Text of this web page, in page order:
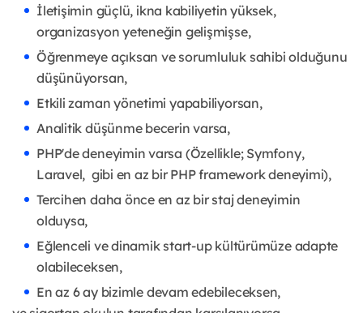
İletişimin güçlü, ikna kabiliyetin yüksek,
organizasyon yeteneğin gelişmişse,
Öğrenmeye açıksan ve sorumluluk sahibi olduğunu
düşünüyorsan,
Etkili zaman yönetimi yapabiliyorsan,
Analitik düşünme becerin varsa,
PHP'de deneyimin varsa (Özellikle; Symfony,
Laravel, gibi en az bir PHP framework deneyimi),
Tercihen daha önce en az bir staj deneyimin
olduysa,
Eğlenceli ve dinamik start-up kültürümüze adapte
olabileceksen,
En az 6 ay bizimle devam edebileceksen,